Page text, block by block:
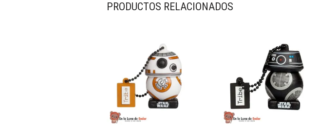
PRODUCTOS RELACIONADOS